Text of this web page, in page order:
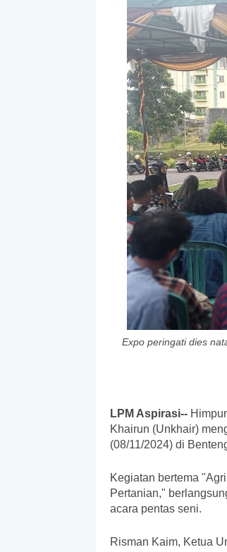
Expo peringati dies
LPM Aspirasi--
Khairun (Unkhair)
(08/11/2024) di
Kegiatan bertema
Pertanian,"
acara pentas seni.
Risman Kaim, Ketua